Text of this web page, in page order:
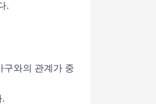
.
구와의 관계가 중
.